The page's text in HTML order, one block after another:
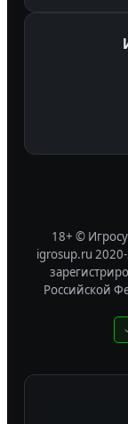
18+ ©
igrosup.ru
Российской